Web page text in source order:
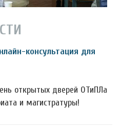
консультация для
открытых дверей ОТиПЛа
и магистратуры!